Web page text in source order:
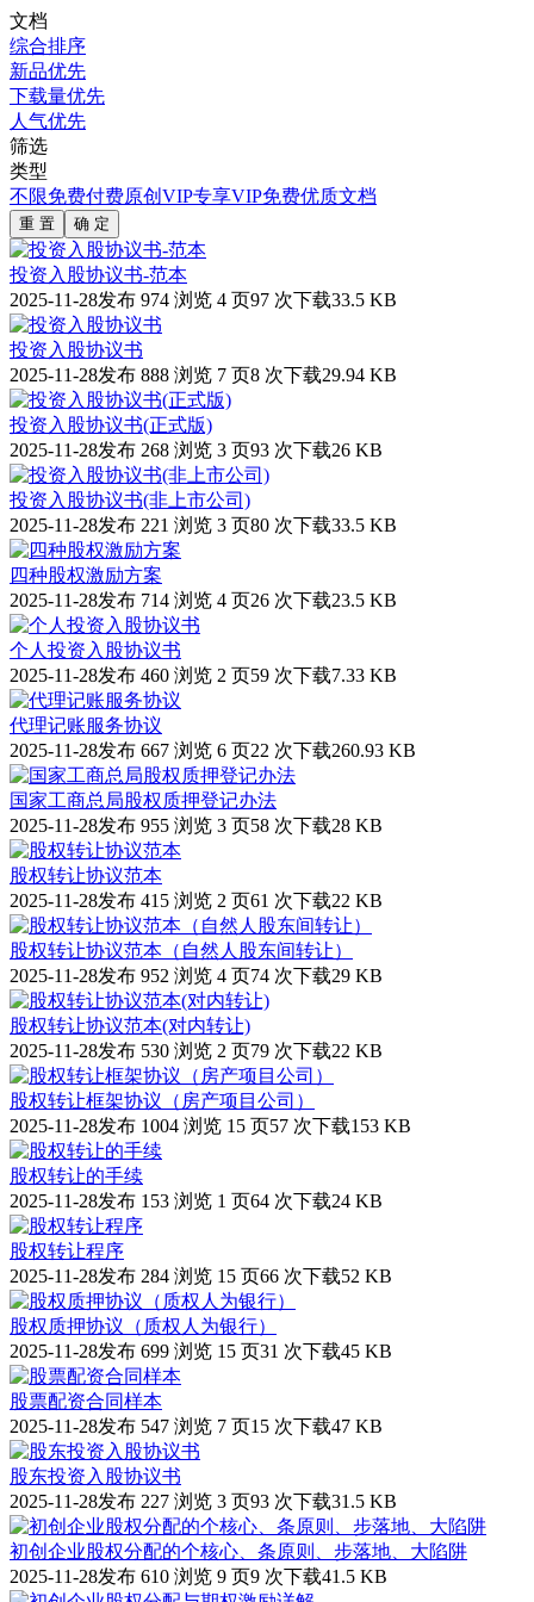
文档
综合排序
新品优先
下载量优先
人气优先
筛选
类型
不限免费付费原创 VIP专享VIP免费优质文档
重 置 确 定
投资入股协议书-范本
2025-11-28发布 974 浏览 4 页97 次下载33.5 KB
投资入股协议书
2025-11-28发布 888 浏览 7 页8 次下载29.94 KB
投资入股协议书(正式版)
2025-11-28发布 268 浏览 3 页93 次下载26 KB
投资入股协议书(非上市公司)
2025-11-28发布 221 浏览 3 页80 次下载33.5 KB
四种股权激励方案
2025-11-28发布 714 浏览 4 页26 次下载23.5 KB
个人投资入股协议书
2025-11-28发布 460 浏览 2 页59 次下载7.33 KB
代理记账服务协议
2025-11-28发布 667 浏览 6 页22 次下载260.93 KB
国家工商总局股权质押登记办法
2025-11-28发布 955 浏览 3 页58 次下载28 KB
股权转让协议范本
2025-11-28发布 415 浏览 2 页61 次下载22 KB
股权转让协议范本（自然人股东间转让）
2025-11-28发布 952 浏览 4 页74 次下载29 KB
股权转让协议范本(对内转让)
2025-11-28发布 530 浏览 2 页79 次下载22 KB
股权转让框架协议（房产项目公司）
2025-11-28发布 1004 浏览 15 页57 次下载153 KB
股权转让的手续
2025-11-28发布 153 浏览 1 页64 次下载24 KB
股权转让程序
2025-11-28发布 284 浏览 15 页66 次下载52 KB
股权质押协议（质权人为银行）
2025-11-28发布 699 浏览 15 页31 次下载45 KB
股票配资合同样本
2025-11-28发布 547 浏览 7 页15 次下载47 KB
股东投资入股协议书
2025-11-28发布 227 浏览 3 页93 次下载31.5 KB
初创企业股权分配的个核心、条原则、步落地、大陷阱
2025-11-28发布 610 浏览 9 页9 次下载41.5 KB